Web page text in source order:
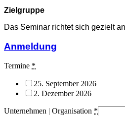
Zielgruppe
Das Seminar richtet sich gezielt
Anmeldung
Termine *
25. September 2026
2. Dezember 2026
Unternehmen | Organisation *